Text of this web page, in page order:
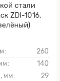
стали
ZDI-1016,
260
140
мм:
29